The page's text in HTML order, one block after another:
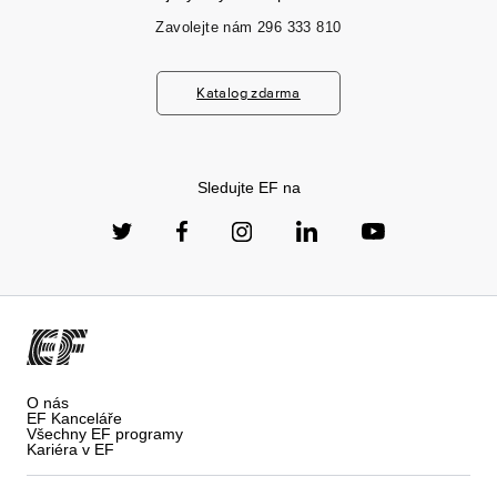
Zavolejte nám 296 333 810
Katalog zdarma
Sledujte EF na
O nás
EF Kanceláře
Všechny EF programy
Kariéra v EF